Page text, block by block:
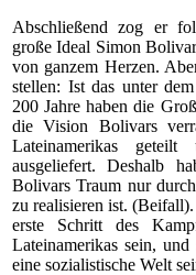
Abschließend zog er
große Ideal Simon
von ganzem Herzen.
stellen: Ist das unter
200 Jahre haben die
die Vision Bolivars
Lateinamerikas
ausgeliefert. Deshalb
Bolivars Traum nur
zu realisieren ist.
erste Schritt des
Lateinamerikas sein,
eine sozialistische Welt